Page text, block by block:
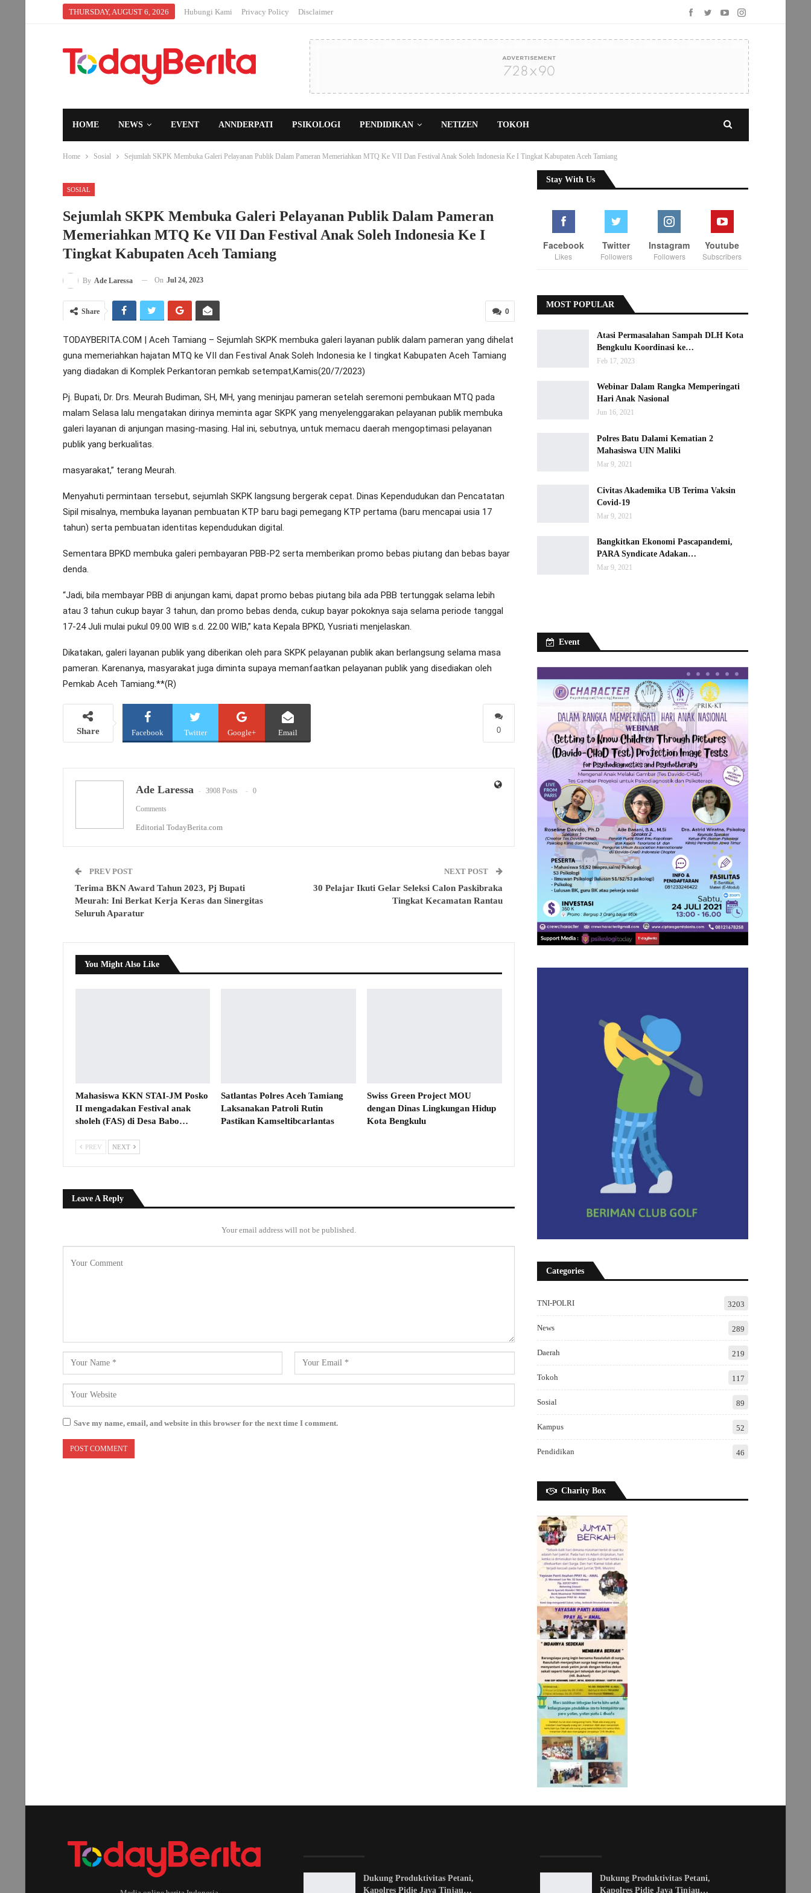
THURSDAY, AUGUST 6, 2026 Hubungi Kami Privacy Policy Disclaimer
HOME NEWS EVENT ANNDERPATI PSIKOLOGI PENDIDIKAN NETIZEN TOKOH
Home Sosial Sejumlah SKPK Membuka Galeri Pelayanan Publik Dalam Pameran Memeriahkan MTQ Ke VII Dan Festival Anak Soleh Indonesia Ke I Tingkat Kabupaten Aceh Tamiang
SOSIAL
Sejumlah SKPK Membuka Galeri Pelayanan Publik Dalam Pameran
Memeriahkan MTQ Ke VII Dan Festival Anak Soleh Indonesia Ke I
Tingkat Kabupaten Aceh Tamiang
By Ade Laressa On Jul 24, 2023
0
Share
TODAYBERITA.COM | Aceh Tamiang – Sejumlah SKPK membuka galeri layanan publik dalam pameran yang dihelat
guna memeriahkan hajatan MTQ ke VII dan Festival Anak Soleh Indonesia ke I tingkat Kabupaten Aceh Tamiang
yang diadakan di Komplek Perkantoran pemkab setempat,Kamis(20/7/2023)
Pj. Bupati, Dr. Drs. Meurah Budiman, SH, MH, yang meninjau pameran setelah seremoni pembukaan MTQ pada
malam Selasa lalu mengatakan dirinya meminta agar SKPK yang menyelenggarakan pelayanan publik membuka
galeri layanan di anjungan masing-masing. Hal ini, sebutnya, untuk memacu daerah mengoptimasi pelayanan
publik yang berkualitas.
masyarakat,” terang Meurah.
Menyahuti permintaan tersebut, sejumlah SKPK langsung bergerak cepat. Dinas Kependudukan dan Pencatatan
Sipil misalnya, membuka layanan pembuatan KTP baru bagi pemegang KTP pertama (baru mencapai usia 17
tahun) serta pembuatan identitas kependudukan digital.
Sementara BPKD membuka galeri pembayaran PBB-P2 serta memberikan promo bebas piutang dan bebas bayar
denda.
“Jadi, bila membayar PBB di anjungan kami, dapat promo bebas piutang bila ada PBB tertunggak selama lebih
atau 3 tahun cukup bayar 3 tahun, dan promo bebas denda, cukup bayar pokoknya saja selama periode tanggal
17-24 Juli mulai pukul 09.00 WIB s.d. 22.00 WIB,” kata Kepala BPKD, Yusriati menjelaskan.
Dikatakan, galeri layanan publik yang diberikan oleh para SKPK pelayanan publik akan berlangsung selama masa
pameran. Karenanya, masyarakat juga diminta supaya memanfaatkan pelayanan publik yang disediakan oleh
Pemkab Aceh Tamiang.**(R)
0
Share Facebook Twitter Google+ Email
Ade Laressa 3908 Posts 0
Comments
Editorial TodayBerita.com
PREV POST
Terima BKN Award Tahun 2023, Pj Bupati
Meurah: Ini Berkat Kerja Keras dan Sinergitas
Seluruh Aparatur
NEXT POST
30 Pelajar Ikuti Gelar Seleksi Calon Paskibraka
Tingkat Kecamatan Rantau
You Might Also Like
Mahasiswa KKN STAI-JM Posko
II mengadakan Festival anak
sholeh (FAS) di Desa Babo…
Satlantas Polres Aceh Tamiang
Laksanakan Patroli Rutin
Pastikan Kamseltibcarlantas
Swiss Green Project MOU
dengan Dinas Lingkungan Hidup
Kota Bengkulu
PREV NEXT
Leave A Reply
Your email address will not be published.
Save my name, email, and website in this browser for the next time I comment.
Stay With Us
Facebook
Likes
Twitter
Followers
Instagram
Followers
Youtube
Subscribers
MOST POPULAR
Atasi Permasalahan Sampah DLH Kota
Bengkulu Koordinasi ke…
Feb 17, 2023
Webinar Dalam Rangka Memperingati
Hari Anak Nasional
Jun 16, 2021
Polres Batu Dalami Kematian 2
Mahasiswa UIN Maliki
Mar 9, 2021
Civitas Akademika UB Terima Vaksin
Covid-19
Mar 9, 2021
Bangkitkan Ekonomi Pascapandemi,
PARA Syndicate Adakan…
Mar 9, 2021
Event
Categories
TNI-POLRI 3203
News 289
Daerah 219
Tokoh 117
Sosial 89
Kampus 52
Pendidikan 46
Charity Box
Dukung Produktivitas Petani,
Kapolres Pidie Jaya Tinjau…
Dukung Produktivitas Petani,
Kapolres Pidie Jaya Tinjau…